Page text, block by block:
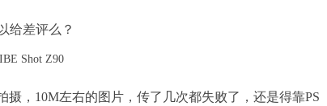
给差评么？
摄，10M左右的图片，传了几次都失败了，还是得靠PS